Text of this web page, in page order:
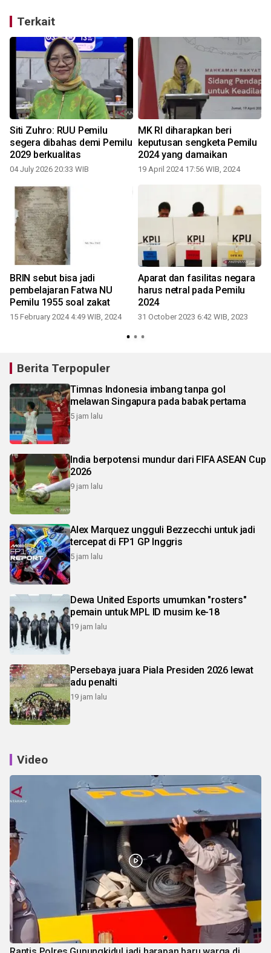
Terkait
Siti Zuhro: RUU Pemilu
segera dibahas demi Pemilu
2029 berkualitas
04 July 2026 20:33 WIB
MK RI diharapkan beri
keputusan sengketa Pemilu
2024 yang damaikan
19 April 2024 17:56 WIB, 2024
BRIN sebut bisa jadi
pembelajaran Fatwa NU
Pemilu 1955 soal zakat
15 February 2024 4:49 WIB, 2024
Aparat dan fasilitas negara
harus netral pada Pemilu
2024
31 October 2023 6:42 WIB, 2023
Berita Terpopuler
Timnas Indonesia imbang tanpa gol
melawan Singapura pada babak pertama
5 jam lalu
India berpotensi mundur dari FIFA ASEAN Cup
2026
9 jam lalu
Alex Marquez ungguli Bezzecchi untuk jadi
tercepat di FP1 GP Inggris
5 jam lalu
Dewa United Esports umumkan "rosters"
pemain untuk MPL ID musim ke-18
19 jam lalu
Persebaya juara Piala Presiden 2026 lewat
adu penalti
19 jam lalu
Video